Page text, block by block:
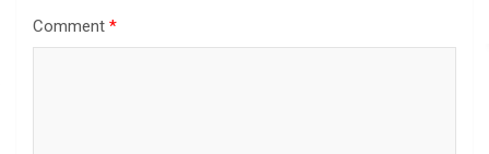
Comment *